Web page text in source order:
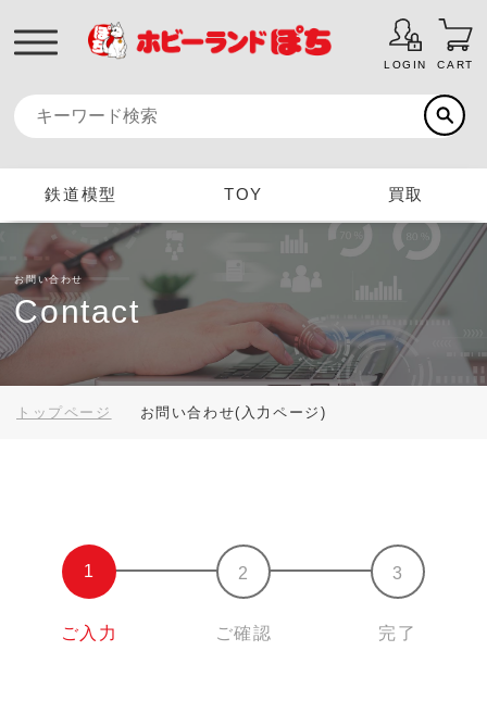
LOGIN CART
鉄道模型 TOY 買取
お問い合わせ
Contact
トップページ お問い合わせ(入力ページ)
ご入力 ご確認 完了